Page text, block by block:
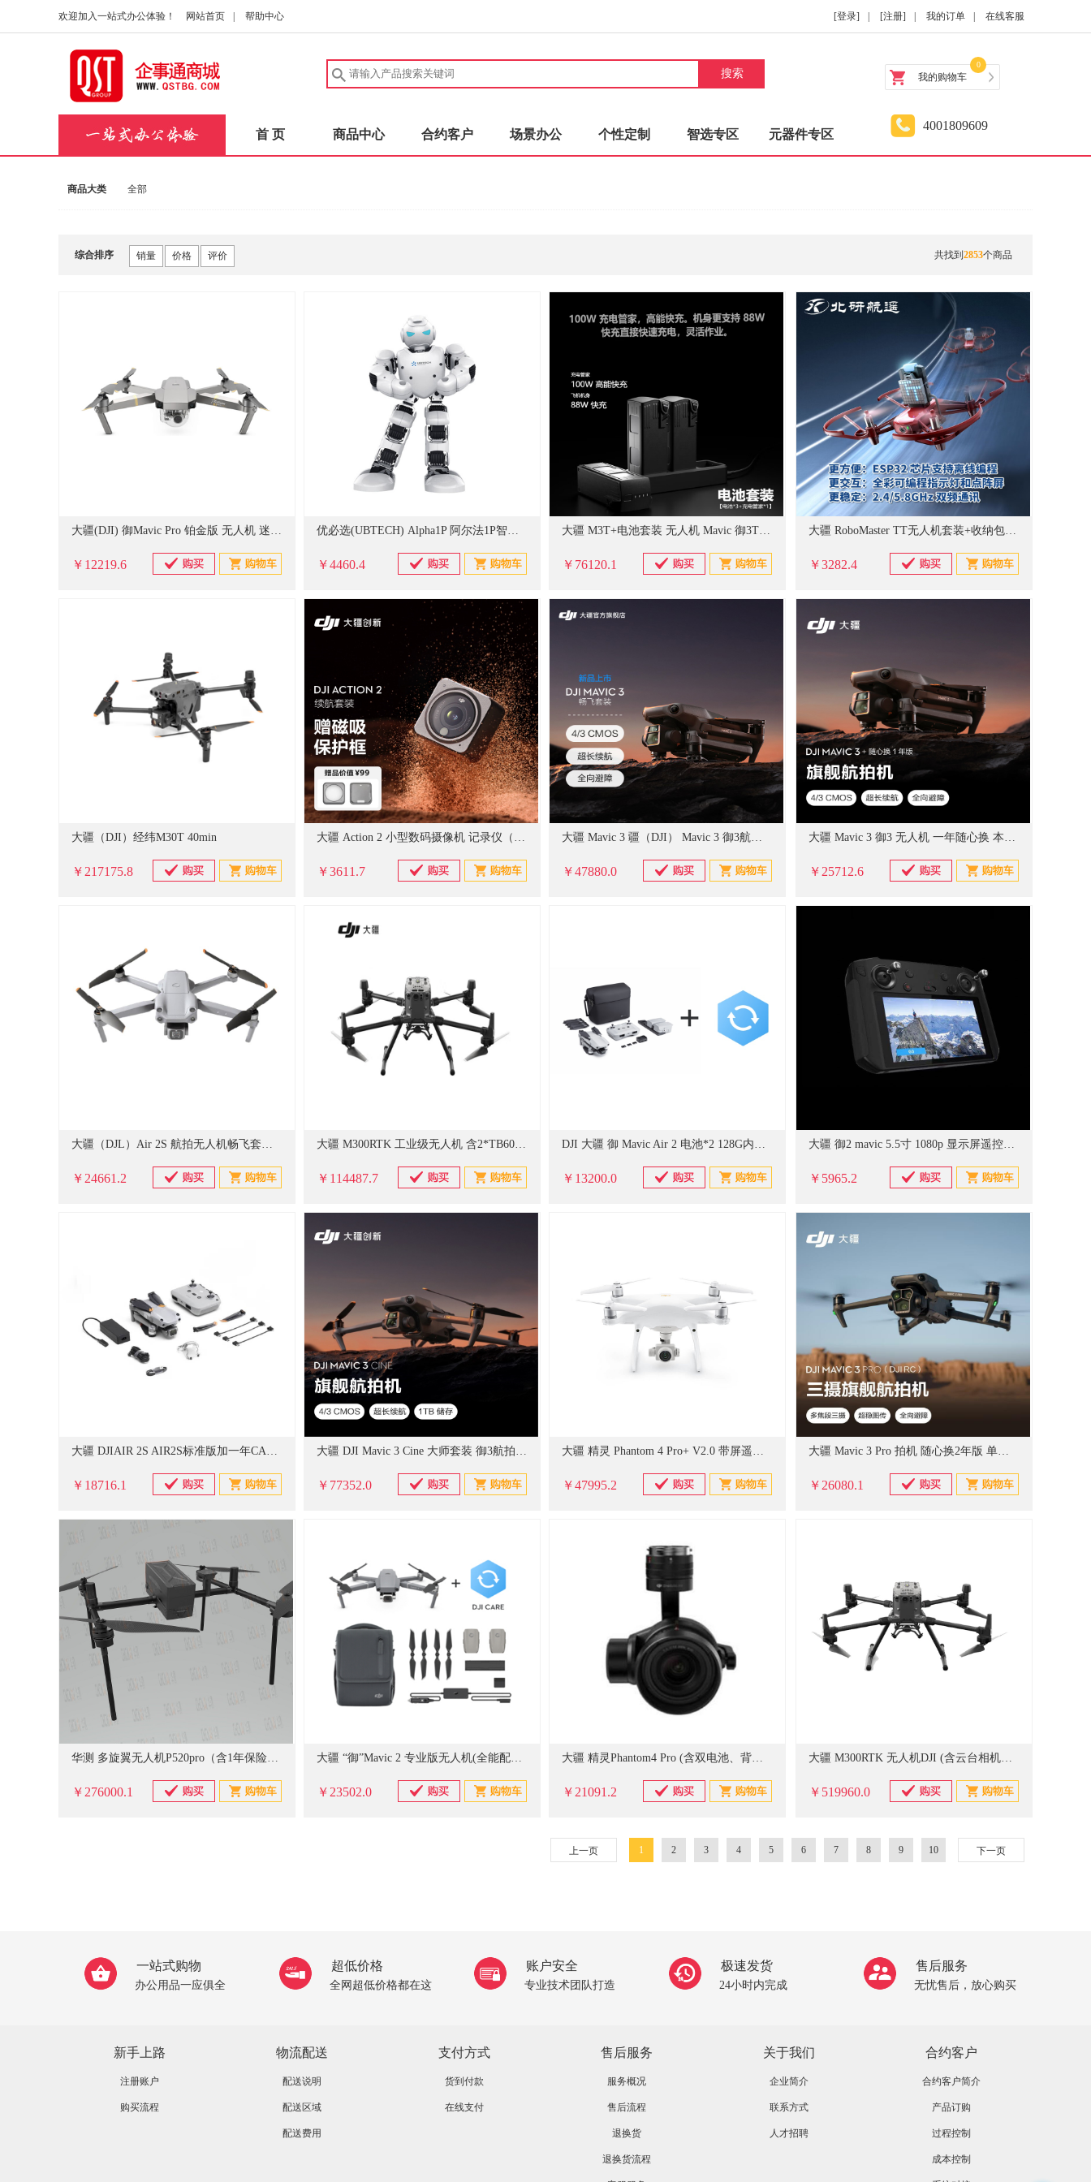
欢迎加入一站式办公体验！ 网站首页 帮助中心 [登录] [注册] 我的订单 在线客服
搜索 我的购物车
0
首 页 商品中心 合约客户 场景办公 个性定制 智选专区 元器件专区
4001809609
商品大类 全部
综合排序 销量 价格 评价 共找到 2853个商品
大疆(DJI) 御Mavic Pro 铂金版 无人机 迷你可折叠4K超清航拍无人机&DJI Care套装 (单位:台)
￥12219.6
优必选(UBTECH) Alpha1P 阿尔法1P智能跳舞编程人型机器人 白色 (单位:台)
￥4460.4
大疆 M3T+电池套装 无人机 Mavic 御3T 黑色（单位：套）
￥76120.1
大疆 RoboMaster TT无人机套装+收纳包1个 TT教育无人机青少年编程比赛无人机 单位:套
￥3282.4
大疆（DJI）经纬M30T 40min
￥217175.8
大疆 Action 2 小型数码摄像机 记录仪（续航套装 ）单位：台
￥3611.7
大疆 Mavic 3 疆（DJI） Mavic 3 御3航拍无人机 哈苏相机 长续航飞机 智能拍摄飞行器 畅飞套装 （单位：台） (单位：台)
￥47880.0
大疆 Mavic 3 御3 无人机 一年随心换 本色 单位:台
￥25712.6
大疆（DJL）Air 2S 航拍无人机畅飞套装5.4K超高清视频专业航拍器+随心换2年版（含256G内存卡） 无人机（单位：台）
￥24661.2
大疆 M300RTK 工业级无人机 含2*TB60电池+BS60智能电池箱+遥控器 （单位：台）
￥114487.7
DJI 大疆 御 Mavic Air 2 电池*2 128G内存卡*1 读卡器*1 无人机（单位：套）
￥13200.0
大疆 御2 mavic 5.5寸 1080p 显示屏遥控器(单位:个）
￥5965.2
大疆 DJIAIR 2S AIR2S标准版加一年CARE 航拍无人机 单位：套
￥18716.1
大疆 DJI Mavic 3 Cine 大师套装 御3航拍无人机 哈苏相机 长续航飞机 智能拍摄飞行器
￥77352.0
大疆 精灵 Phantom 4 Pro+ V2.0 带屏遥控器 专业智能4K超清航拍无人机 5向感知飞行器航拍器行业应用（单位：台）
￥47995.2
大疆 Mavic 3 Pro 拍机 随心换2年版 单位:台
￥26080.1
华测 多旋翼无人机P520pro（含1年保险、飞行培训服务及考证）
￥276000.1
大疆 “御”Mavic 2 专业版无人机(全能配件包/DJI Care随心换套装) (单位：台）
￥23502.0
大疆 精灵Phantom4 Pro (含双电池、背包)智能航拍无人机（单位：台）
￥21091.2
大疆 M300RTK 无人机DJI (含云台相机禅思H20T+机身、云台行业无忧悦享版+TB60电池组） （单位：台）
￥519960.0
上一页 1 2 3 4 5 6 7 8 9 10 下一页
一站式购物
办公用品一应俱全
超低价格
全网超低价格都在这
账户安全
专业技术团队打造
极速发货
24小时内完成
售后服务
无忧售后，放心购买
新手上路
注册账户
购买流程
物流配送
配送说明
配送区域
配送费用
支付方式
货到付款
在线支付
售后服务
服务概况
售后流程
退换货
退换货流程
关于我们
企业简介
联系方式
人才招聘
合约客户
合约客户简介
产品订购
过程控制
成本控制